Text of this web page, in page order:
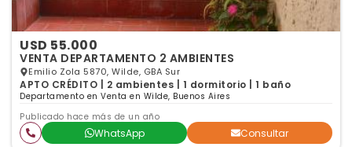
USD 55.000
VENTA DEPARTAMENTO 2 AMBIENTES
Emilio Zola 5870, Wilde, GBA Sur
APTO CRÉDITO | 2 ambientes | 1 dormitorio | 1 baño
Departamento en Venta en Wilde, Buenos Aires
Publicado hace más de un año
WhatsApp Consultar